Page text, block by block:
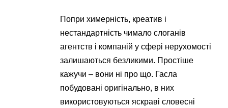
Попри химерність, креатив і
нестандартність чимало слоганів
агентств і компаній у сфері нерухомості
залишаються безликими. Простіше
кажучи – вони ні про що. Гасла
побудовані оригінально, в них
використовуються яскраві словесні